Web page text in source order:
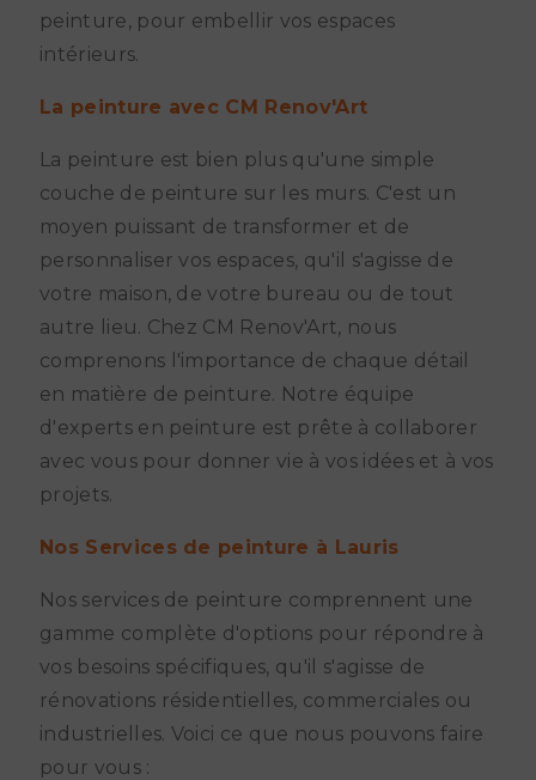
peinture, pour embellir vos espaces
intérieurs.
La peinture avec CM Renov'Art
La peinture est bien plus qu'une simple
couche de peinture sur les murs. C'est un
moyen puissant de transformer et de
personnaliser vos espaces, qu'il s'agisse de
votre maison, de votre bureau ou de tout
autre lieu. Chez CM Renov'Art, nous
comprenons l'importance de chaque détail
en matière de peinture. Notre équipe
d'experts en peinture est prête à collaborer
avec vous pour donner vie à vos idées et à vos
projets.
Nos Services de peinture à Lauris
Nos services de peinture comprennent une
gamme complète d'options pour répondre à
vos besoins spécifiques, qu'il s'agisse de
rénovations résidentielles, commerciales ou
industrielles. Voici ce que nous pouvons faire
pour vous :